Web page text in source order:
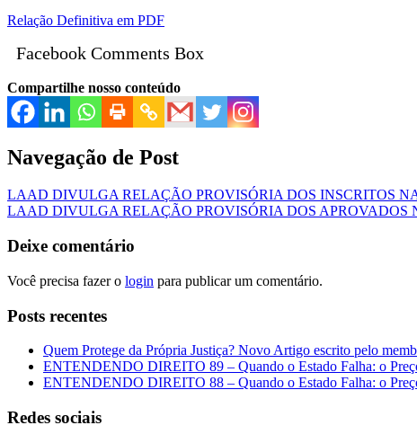
Relação Definitiva em PDF
Facebook Comments Box
Compartilhe nosso conteúdo
Navegação de Post
LAAD DIVULGA RELAÇÃO PROVISÓRIA DOS INSCRITOS
LAAD DIVULGA RELAÇÃO PROVISÓRIA DOS APROVADOS
Deixe comentário
Você precisa fazer o login para publicar um comentário.
Posts recentes
Quem Protege da Própria Justiça? Novo Artigo escrito pelo
ENTENDENDO DIREITO 89 – Quando o Estado Falha: o
ENTENDENDO DIREITO 88 – Quando o Estado Falha: o
Redes sociais